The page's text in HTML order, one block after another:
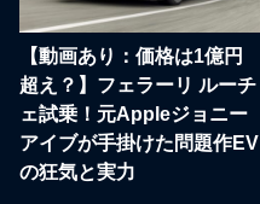
【動画あり：価格は1億円
超え？】フェラーリ ルーチ
ェ試乗！元Appleジョニー
アイブが手掛けた問題作EV
の狂気と実力